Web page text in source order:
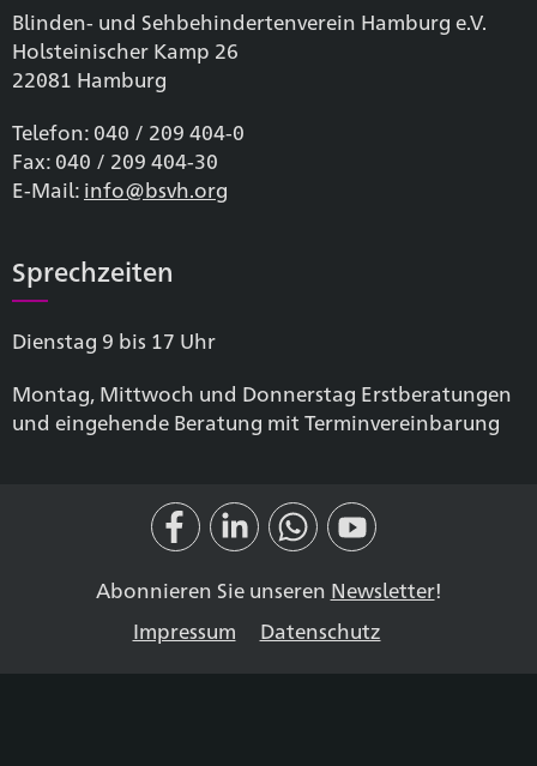
Blinden- und Sehbehinderten­verein Hamburg e.V.
Holsteinischer Kamp 26
22081 Hamburg
Telefon: 040 / 209 404-0
Fax: 040 / 209 404-30
E-Mail: info@bsvh.org
Sprechzeiten
Dienstag 9 bis 17 Uhr
Montag, Mittwoch und Donnerstag Erstberatungen
und eingehende Beratung mit Terminvereinbarung
Abonnieren Sie unseren Newsletter!
Impressum
Datenschutz